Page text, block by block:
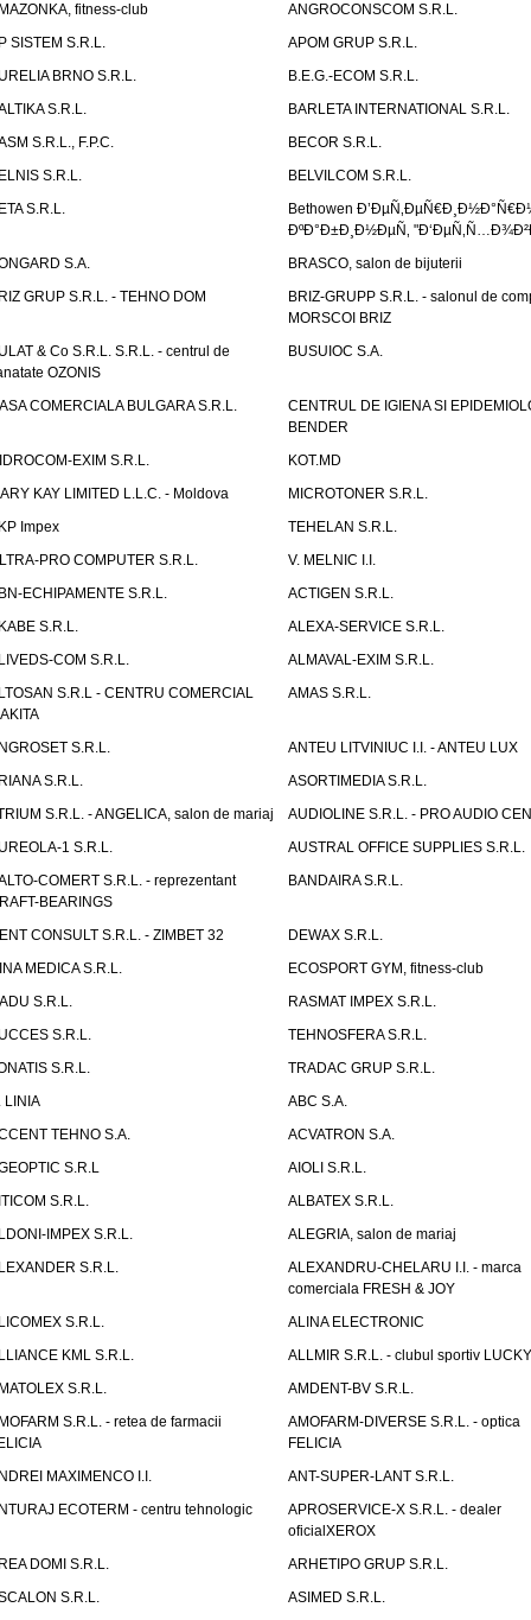
fitness-club
ANGROCONSCOM S.R.L.
SISTEM S.R.L.
APOM GRUP S.R.L.
BRNO S.R.L.
B.E.G.-ECOM S.R.L.
S.R.L.
BARLETA INTERNATIONAL S.R.L.
S.R.L., F.P.C.
BECOR S.R.L.
S.R.L.
BELVILCOM S.R.L.
S.R.L.
Bethowen
ÐºÐ°Ð±Ð¸Ð½ÐµÑ‚
S.A.
BRASCO, salon de bijuterii
GRUP S.R.L. - TEHNO DOM
BRIZ-GRUPP S.R.L. - salonul de
MORSCOI BRIZ
& Co S.R.L. S.R.L. - centrul de
OZONIS
BUSUIOC S.A.
COMERCIALA BULGARA S.R.L.
CENTRUL DE IGIENA SI
BENDER
EXIM S.R.L.
KOT.MD
KAY LIMITED L.L.C. - Moldova
MICROTONER S.R.L.
Impex
TEHELAN S.R.L.
PRO COMPUTER S.R.L.
V. MELNIC I.I.
ECHIPAMENTE S.R.L.
ACTIGEN S.R.L.
S.R.L.
ALEXA-SERVICE S.R.L.
COM S.R.L.
ALMAVAL-EXIM S.R.L.
S.R.L - CENTRU COMERCIAL
AMAS S.R.L.
S.R.L.
ANTEU LITVINIUC I.I. - ANTEU LUX
S.R.L.
ASORTIMEDIA S.R.L.
S.R.L. - ANGELICA, salon de mariaj
AUDIOLINE S.R.L. - PRO AUDIO
1 S.R.L.
AUSTRAL OFFICE SUPPLIES S.R.L.
COMERT S.R.L. - reprezentant
BEARINGS
BANDAIRA S.R.L.
CONSULT S.R.L. - ZIMBET 32
DEWAX S.R.L.
MEDICA S.R.L.
ECOSPORT GYM, fitness-club
S.R.L.
RASMAT IMPEX S.R.L.
S.R.L.
TEHNOSFERA S.R.L.
S.R.L.
TRADAC GRUP S.R.L.
LINIA
ABC S.A.
TEHNO S.A.
ACVATRON S.A.
S.R.L
AIOLI S.R.L.
S.R.L.
ALBATEX S.R.L.
IMPEX S.R.L.
ALEGRIA, salon de mariaj
S.R.L.
ALEXANDRU-CHELARU I.I. - marca
comerciala FRESH & JOY
S.R.L.
ALINA ELECTRONIC
KML S.R.L.
ALLMIR S.R.L. - clubul sportiv
S.R.L.
AMDENT-BV S.R.L.
S.R.L. - retea de farmacii
AMOFARM-DIVERSE S.R.L. - optica
FELICIA
MAXIMENCO I.I.
ANT-SUPER-LANT S.R.L.
ECOTERM - centru tehnologic
APROSERVICE-X S.R.L. - dealer
oficialXEROX
DOMI S.R.L.
ARHETIPO GRUP S.R.L.
S.R.L.
ASIMED S.R.L.